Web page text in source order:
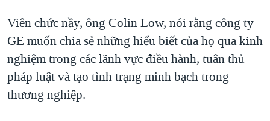
"Tìm"NGƯỜI VIỆT HẢI NGOẠI
ĐỜI SỐNG
KINH TẾ
KHOA HỌC
HÀNH TRÌNH BẦU CỬ 2024
MỘT NĂM CHIẾN TRANH TẠI DẢI GAZA
GIẢI MÃ VÀNH ĐAI & CON ĐƯỜNG
NGÀY TỊ NẠN THẾ GIỚI
VIDEO
NGHE
MẠNG XÃ HỘI
Viên chức nầy, ông Colin Low, nói rằng công ty
GE muốn chia sẻ những hiểu biết của họ qua kinh
nghiệm trong các lãnh vực điều hành, tuân thủ
pháp luật và tạo tình trạng minh bạch trong
thương nghiệp.